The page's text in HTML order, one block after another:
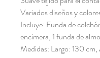
Variados diseños y
Incluye: Funda de
encimera, 1 funda de
Medidas: Largo: 130